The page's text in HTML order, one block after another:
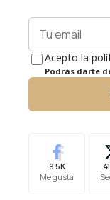
Acepto la
Podrás darte
9.5K
Me gusta